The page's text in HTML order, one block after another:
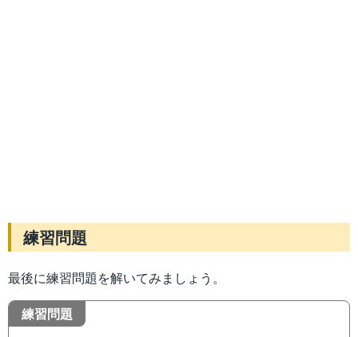
練習問題
最後に練習問題を解いてみましょう。
練習問題